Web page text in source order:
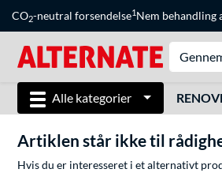
CO2-neutral forsendelse1Nem behandling
Alle kategorier
Artiklen står ikke til
Hvis du er interesseret i et alternativt